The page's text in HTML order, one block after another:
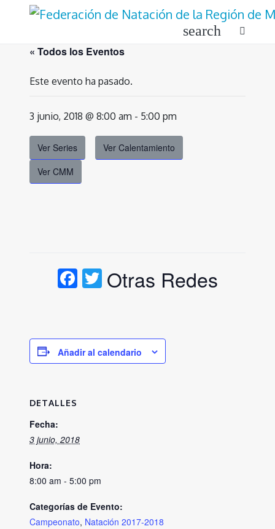
search
« Todos los Eventos
Este evento ha pasado.
3 junio, 2018 @ 8:00 am - 5:00 pm
Ver Series
Ver Calentamiento
Ver CMM
Facebook
Twitter
Otras Redes
Añadir al calendario
DETALLES
Fecha:
3 junio, 2018
Hora:
8:00 am - 5:00 pm
Categorías de Evento:
Campeonato, Natación 2017-2018